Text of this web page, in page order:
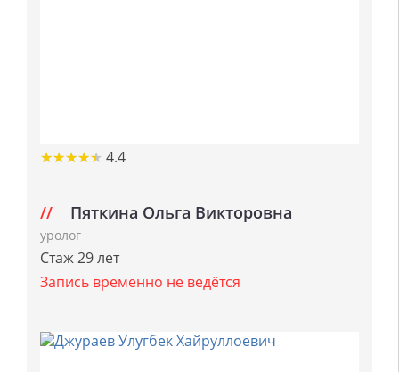
★★★★★
★★★★★ 4.4
Пяткина Ольга Викторовна
уролог
Стаж 29 лет
Запись временно не ведётся